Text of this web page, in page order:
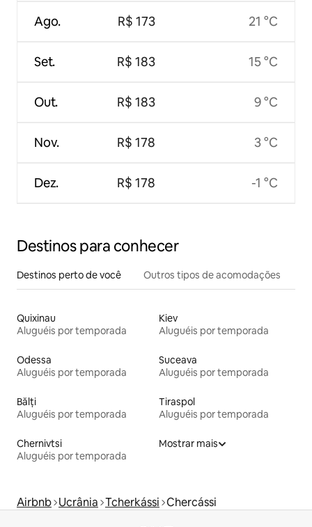
Ago.
Set.
Out.
Nov.
Dez.
R$ 173
R$ 183
R$ 183
R$ 178
R$ 178
21 °C
15 °C
9 °C
3 °C
-1 °C
Destinos para conhecer
Destinos perto de você Outros tipos de acomodações
Quixinau
Aluguéis por temporada
Kiev
Aluguéis por temporada
Odessa
Aluguéis por temporada
Suceava
Aluguéis por temporada
Bălți
Aluguéis por temporada
Tiraspol
Aluguéis por temporada
Chernivtsi
Aluguéis por temporada
Mostrar mais
Airbnb Ucrânia Tcherkássi Chercássi